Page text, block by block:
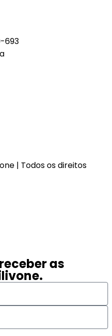
693
| Todos os direitos
as